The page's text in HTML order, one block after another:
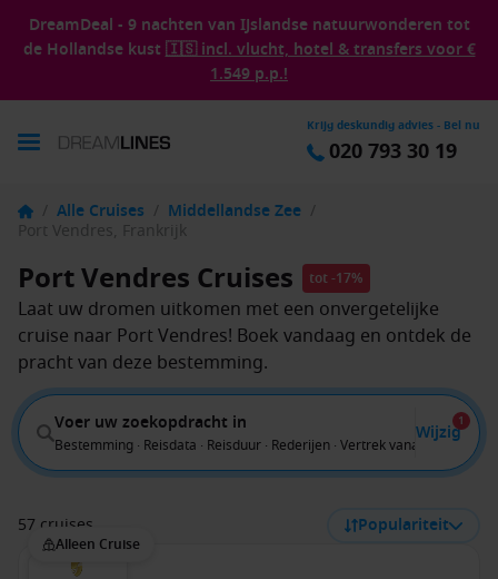
DreamDeal - 9 nachten van IJslandse natuurwonderen tot
de Hollandse kust 🇮🇸 incl. vlucht, hotel & transfers voor €
1.549 p.p.!
Krijg deskundig advies - Bel nu
020 793 30 19
/ Alle Cruises / Middellandse Zee /
Port Vendres, Frankrijk
Port Vendres Cruises tot -17%
Laat uw dromen uitkomen met een onvergetelijke
cruise naar Port Vendres! Boek vandaag en ontdek de
pracht van deze bestemming.
Voer uw zoekopdracht in
Bestemming · Reisdata · Reisduur · Rederijen · Vertrek vanaf
Wijzig
1
57 cruises Populariteit
Alleen Cruise